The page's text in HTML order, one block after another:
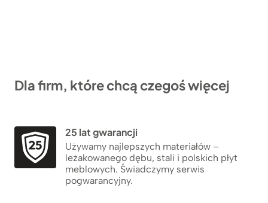
Dla firm, które chcą czegoś więcej
25 lat gwarancji
Używamy najlepszych materiałów –
leżakowanego dębu, stali i polskich płyt
meblowych. Świadczymy serwis
pogwarancyjny.